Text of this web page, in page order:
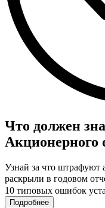
Что должен
Акционерного
Узнай за что штрафуют
раскрыли в годовом
10 типовых ошибок
Подробнее